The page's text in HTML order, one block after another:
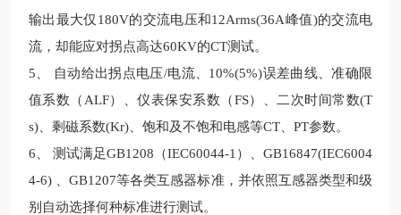
输出最大仅180V的交流电压和12Arms(36A峰值)的交流电
流，却能应对拐点高达60KV的CT测试。
5、
自动给出拐点电压/电流、 10%(5%)误差曲线、准确限
值系数（ ALF）、仪表保安系数（FS）、二次时间常数(T
s)、剩磁系数(Kr) 、饱和及不饱和电感等CT PT参数。
6、 测试满足GB1208 （IEC60044-1 ）、 GB16847(IEC6004
4-6)
、GB1207等各类互感器标准，并依照互感器类型和级
别自动选择何种标准进行测试。